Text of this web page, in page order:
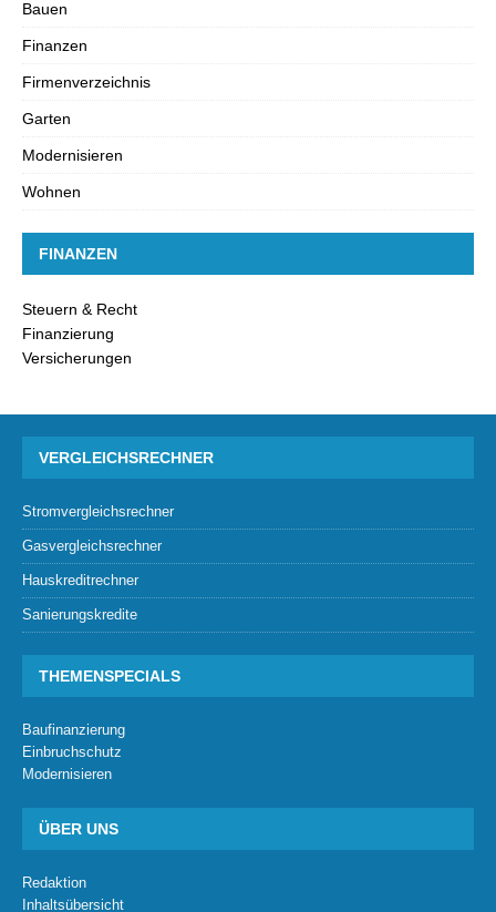
Bauen
Finanzen
Firmenverzeichnis
Garten
Modernisieren
Wohnen
FINANZEN
Steuern & Recht
Finanzierung
Versicherungen
VERGLEICHSRECHNER
Stromvergleichsrechner
Gasvergleichsrechner
Hauskreditrechner
Sanierungskredite
THEMENSPECIALS
Baufinanzierung
Einbruchschutz
Modernisieren
ÜBER UNS
Redaktion
Inhaltsübersicht